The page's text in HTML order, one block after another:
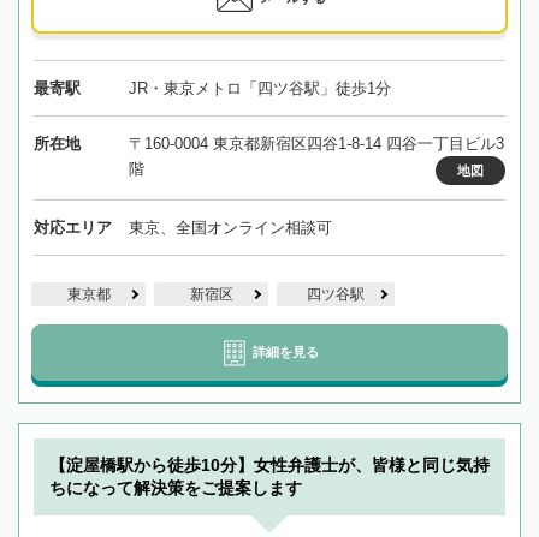
最寄駅 JR・東京メトロ「四ツ谷駅」徒歩1分
所在地
〒160-0004 東京都新宿区四谷1-8-14 四谷一丁目ビル3
階
地図
対応エリア 東京、全国オンライン相談可
東京都 新宿区 四ツ谷駅
詳細を見る
【淀屋橋駅から徒歩10分】女性弁護士が、皆様と同じ気持
ちになって解決策をご提案します